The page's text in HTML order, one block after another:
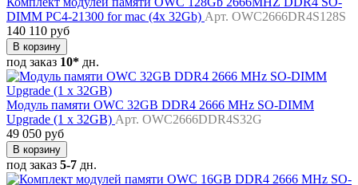
DIMM PC4-21300 for mac (4x 32Gb) Арт. OWC2666DR4S128S
140 110 руб
В корзину
под заказ 10* дн.
Модуль памяти OWC 32GB DDR4 2666 MHz SO-DIMM
Upgrade (1 x 32GB) Арт. OWC2666DDR4S32G
49 050 руб
В корзину
под заказ 5-7 дн.